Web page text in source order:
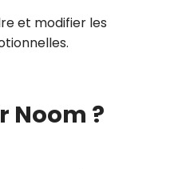
et modifier les
Noom ?